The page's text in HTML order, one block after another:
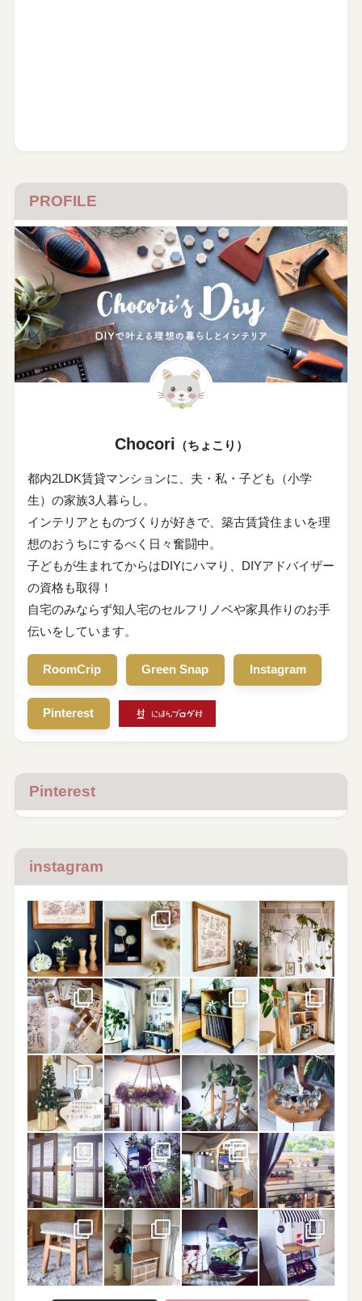
PROFILE
Chocori （ちょこり）
都内2LDK賃貸マンションに、夫・私・子ども（小学
生）の家族3人暮らし。
インテリアとものづくりが好きで、築古賃貸住まいを理
想のおうちにするべく日々奮闘中。
子どもが生まれてからはDIYにハマり、DIYアドバイザー
の資格も取得！
自宅のみならず知人宅のセルフリノベや家具作りのお手
伝いをしています。
RoomCrip Green Snap Instagram
Pinterest
Pinterest
instagram